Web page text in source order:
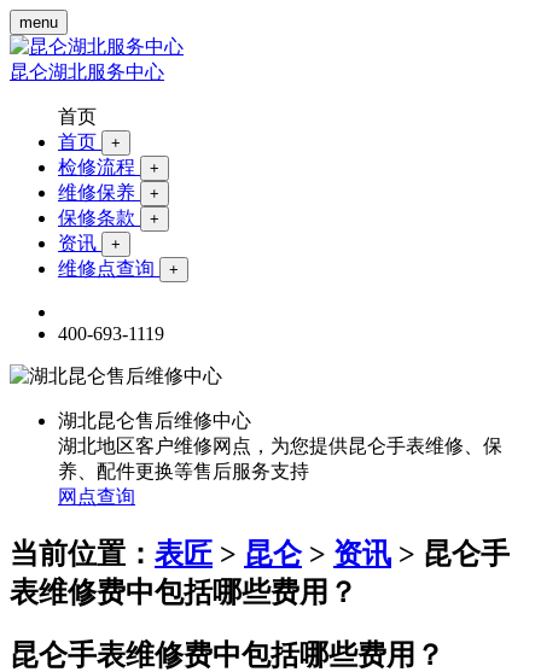
menu
昆仑湖北服务中心
首页
首页
+
检修流程 +
维修保养 +
保修条款 +
资讯 +
维修点查询 +
400-693-1119
湖北昆仑售后维修中心
湖北地区客户维修网点，为您提供昆仑手表维修、保
养、配件更换等售后服务支持
网点查询
当前位置： 表匠 > 昆仑> 资讯 > 昆仑手
表维修费中包括哪些费用？
昆仑手表维修费中包括哪些费用？